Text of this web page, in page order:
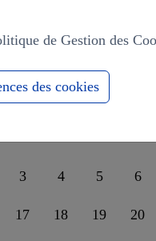
je ne
3 4 5 6
17 18 19 20
de Gestion des
des cookies